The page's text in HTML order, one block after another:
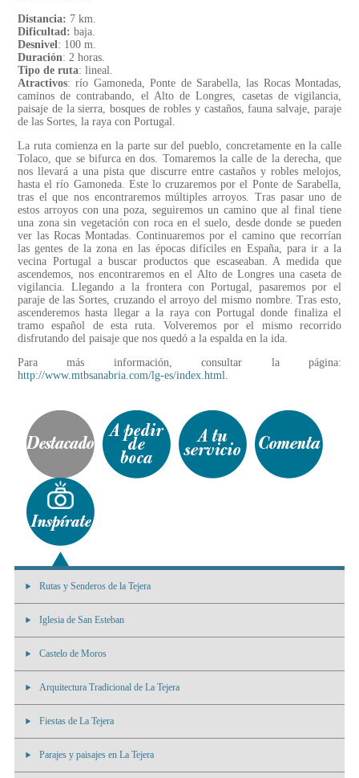
Distancia: 7 km.
Dificultad: baja.
Desnivel: 100 m.
Duración: 2 horas.
Tipo de ruta: lineal.
Atractivos: río Gamoneda, Ponte de Sarabella, las Rocas Montadas,
caminos de contrabando, el Alto de Longres, casetas de vigilancia,
paisaje de la sierra, bosques de robles y castaños, fauna salvaje, paraje
de las Sortes, la raya con Portugal.
La ruta comienza en la parte sur del pueblo, concretamente en la calle
Tolaco, que se bifurca en dos. Tomaremos la calle de la derecha, que
nos llevará a una pista que discurre entre castaños y robles melojos,
hasta el río Gamoneda. Este lo cruzaremos por el Ponte de Sarabella,
tras el que nos encontraremos múltiples arroyos. Tras pasar uno de
estos arroyos con una poza, seguiremos un camino que al final tiene
una zona sin vegetación con roca en el suelo, desde donde se pueden
ver las Rocas Montadas. Continuaremos por el camino que recorrían
las gentes de la zona en las épocas difíciles en España, para ir a la
vecina Portugal a buscar productos que escaseaban. A medida que
ascendemos, nos encontraremos en el Alto de Longres una caseta de
vigilancia. Llegando a la frontera con Portugal, pasaremos por el
paraje de las Sortes, cruzando el arroyo del mismo nombre. Tras esto,
ascenderemos hasta llegar a la raya con Portugal donde finaliza el
tramo español de esta ruta. Volveremos por el mismo recorrido
disfrutando del paisaje que nos quedó a la espalda en la ida.
Para más información, consultar la página:
http://www.mtbsanabria.com/lg-es/index.html.
Rutas y Senderos de la Tejera
Iglesia de San Esteban
Castelo de Moros
Arquitectura Tradicional de La Tejera
Fiestas de La Tejera
Parajes y paisajes en La Tejera